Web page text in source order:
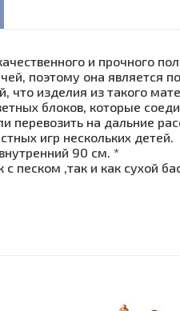
и прочного
поэтому она является
что изделия из такого
блоков, которые
перевозить на дальние
игр нескольких детей.
90 см. *
с песком ,так и как сухой